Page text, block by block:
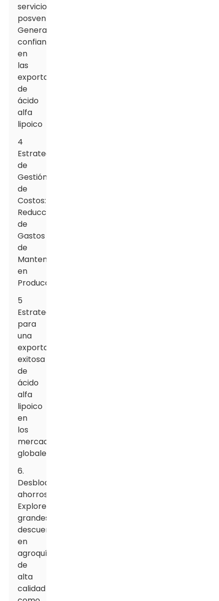
servicio
posventa:
Generando
confianza
en
las
exportaciones
de
ácido
alfa
lipoico
4
Estrategias
de
Gestión
de
Costos:
Reducción
de
Gastos
de
Mantenimiento
en
Producción
5
Estrategias
para
una
exportación
exitosa
de
ácido
alfa
lipoico
en
los
mercados
globales
6.
Desbloquee
ahorros:
Explore
grandes
descuentos
en
agroquímicos
de
alta
calidad